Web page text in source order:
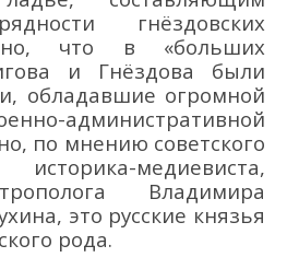
гнёздовских
что в «больших
и Гнёздова были
обладавшие огромной
административной
по мнению советского
медиевиста,
Владимира
хина, это русские князья
рода.